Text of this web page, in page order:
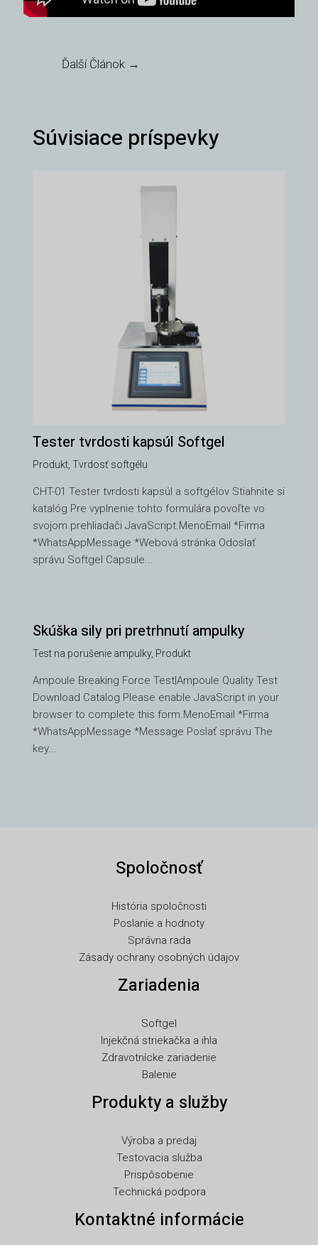
Ďalší Článok →
Súvisiace príspevky
Tester tvrdosti kapsúl Softgel
Produkt, Tvrdosť softgélu
CHT-01 Tester tvrdosti kapsúl a softgélov Stiahnite si
katalóg Pre vyplnenie tohto formulára povoľte vo
svojom prehliadači JavaScript.MenoEmail *Firma
*WhatsAppMessage *Webová stránka Odoslať
správu Softgel Capsule...
Skúška sily pri pretrhnutí ampulky
Test na porušenie ampulky, Produkt
Ampoule Breaking Force Test|Ampoule Quality Test
Download Catalog Please enable JavaScript in your
browser to complete this form.MenoEmail *Firma
*WhatsAppMessage *Message Poslať správu The
key...
Spoločnosť
História spoločnosti
Poslanie a hodnoty
Správna rada
Zásady ochrany osobných údajov
Zariadenia
Softgel
Injekčná striekačka a ihla
Zdravotnícke zariadenie
Balenie
Produkty a služby
Výroba a predaj
Testovacia služba
Prispôsobenie
Technická podpora
Kontaktné informácie
TH
VI